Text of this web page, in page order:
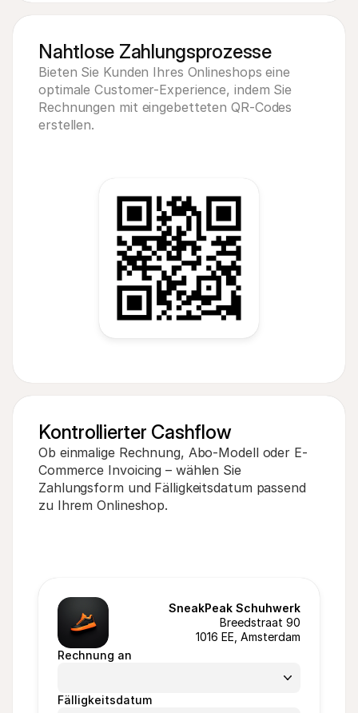
Nahtlose Zahlungsprozesse
Bieten Sie Kunden Ihres Onlineshops eine
optimale Customer-Experience, indem Sie
Rechnungen mit eingebetteten QR-Codes
erstellen.
Kontrollierter Cashflow
Ob einmalige Rechnung, Abo-Modell oder E-
Commerce Invoicing – wählen Sie
Zahlungsform und Fälligkeitsdatum passend
zu Ihrem Onlineshop.
SneakPeak Schuhwerk
Breedstraat 90
1016 EE, Amsterdam
Rechnung an
Fälligkeitsdatum